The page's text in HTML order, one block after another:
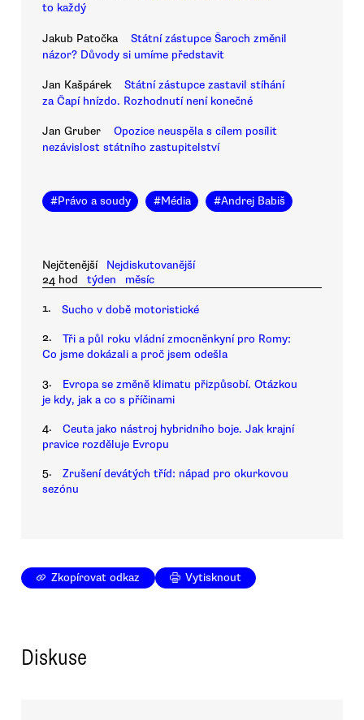
to každý
Jakub Patočka
Státní zástupce Šaroch změnil
názor? Důvody si umíme představit
Jan Kašpárek
Státní zástupce zastavil stíhání
za Čapí hnízdo. Rozhodnutí není konečné
Jan Gruber
Opozice neuspěla s cílem posílit
nezávislost státního zastupitelství
#Právo a soudy #Média #Andrej Babiš
Nejčtenější
Nejdiskutovanější
24 hod
týden měsíc
1. Sucho v době motoristické
2.
Tři a půl roku vládní zmocněnkyní pro Romy:
Co jsme dokázali a proč jsem odešla
3.
Evropa se změně klimatu přizpůsobí. Otázkou
je kdy, jak a co s příčinami
4.
Ceuta jako nástroj hybridního boje. Jak krajní
pravice rozděluje Evropu
5.
Zrušení devátých tříd: nápad pro okurkovou
sezónu
Zkopírovat odkaz Vytisknout
Diskuse